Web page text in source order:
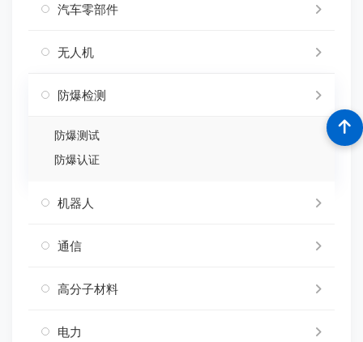
汽车零部件
无人机
防爆检测
防爆测试
防爆认证
机器人
通信
高分子材料
电力